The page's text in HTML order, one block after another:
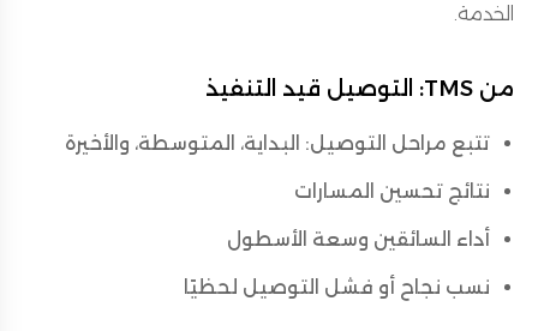
الخدمة.
من TMS: التوصيل قيد التنفيذ
تتبع مراحل التوصيل: البداية، المتوسطة، والأخيرة
نتائج تحسين المسارات
أداء السائقين وسعة الأسطول
نسب نجاح أو فشل التوصيل لحظيًا